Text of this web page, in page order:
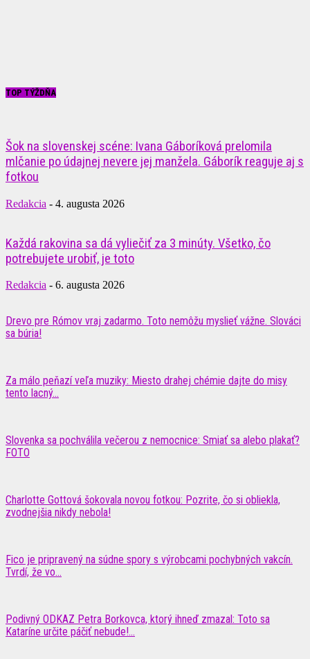
TOP TÝŽDŇA
Šok na slovenskej scéne: Ivana Gáboríková prelomila
mlčanie po údajnej nevere jej manžela. Gáborík reaguje aj s
fotkou
Redakcia - 4. augusta 2026
Každá rakovina sa dá vyliečiť za 3 minúty. Všetko, čo
potrebujete urobiť, je toto
Redakcia - 6. augusta 2026
Drevo pre Rómov vraj zadarmo. Toto nemôžu myslieť vážne. Slováci
sa búria!
Za málo peňazí veľa muziky: Miesto drahej chémie dajte do misy
tento lacný...
Slovenka sa pochválila večerou z nemocnice: Smiať sa alebo plakať?
FOTO
Charlotte Gottová šokovala novou fotkou: Pozrite, čo si obliekla,
zvodnejšia nikdy nebola!
Fico je pripravený na súdne spory s výrobcami pochybných vakcín.
Tvrdí, že vo...
Podivný ODKAZ Petra Borkovca, ktorý ihneď zmazal: Toto sa
Kataríne určite páčiť nebude!...